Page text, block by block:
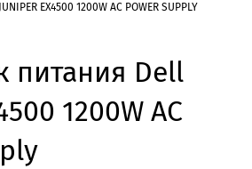
EX4500 1200W AC POWER SUPPLY
питания Dell
1200W AC